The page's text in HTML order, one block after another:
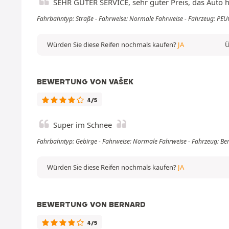
Fahrbahntyp: Straße - Fahrweise: Normale Fahrweise - Fahrzeug:
Würden Sie diese Reifen nochmals kaufen? JA
BEWERTUNG VON VAŠEK
4/5
Super im Schnee
Fahrbahntyp: Gebirge - Fahrweise: Normale Fahrweise - Fahrzeug:
Würden Sie diese Reifen nochmals kaufen? JA
BEWERTUNG VON BERNARD
4/5